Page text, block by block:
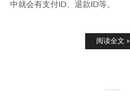
中就会有支付ID、退款ID等。
阅读全文 »